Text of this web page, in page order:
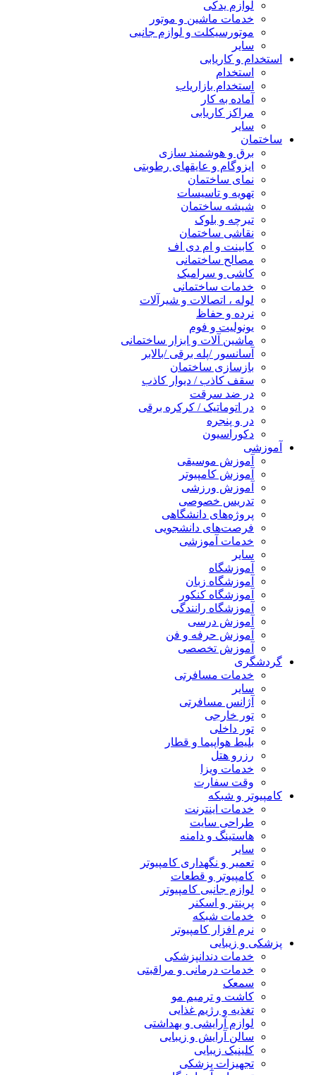
لوازم یدکی
خدمات ماشین و موتور
موتورسیکلت و لوازم جانبی
سایر
استخدام و کاریابی
استخدام
استخدام بازاریاب
آماده به کار
مراکز کاریابی
سایر
ساختمان
برق و هوشمند سازی
ایزوگام و عایقهای رطوبتی
نمای ساختمان
تهویه و تاسیسات
شیشه ساختمان
تیرچه و بلوک
نقاشی ساختمان
کابینت و ام دی اف
مصالح ساختمانی
کاشی و سرامیک
خدمات ساختمانی
لوله ، اتصالات و شیرآلات
نرده و حفاظ
یونولیت و فوم
ماشین آلات و ابزار ساختمانی
آسانسور /پله برقی /بالابر
بازسازی ساختمان
سقف کاذب / دیوار کاذب
در ضد سرقت
در اتوماتیک / کرکره برقی
در و پنجره
دکوراسیون
آموزشی
آموزش موسیقی
آموزش کامپیوتر
آموزش ورزشی
تدریس خصوصی
پروژه‌های دانشگاهی
فرصت‌های دانشجویی
خدمات آموزشی
سایر
آموزشگاه
آموزشگاه زبان
آموزشگاه کنکور
آموزشگاه رانندگی
آموزش درسی
آموزش حرفه و فن
آموزش تخصصی
گردشگری
خدمات مسافرتی
سایر
آژانس مسافرتی
تور خارجی
تور داخلی
بلیط هواپیما و قطار
رزرو هتل
خدمات ویزا
وقت سفارت
کامپیوتر و شبکه
خدمات اینترنت
طراحی سایت
هاستینگ و دامنه
سایر
تعمیر و نگهداری کامپیوتر
کامپیوتر و قطعات
لوازم جانبی کامپیوتر
پرینتر و اسکنر
خدمات شبکه
نرم افزار کامپیوتر
پزشکی و زیبایی
خدمات دندانپزشکی
خدمات درمانی و مراقبتی
سمعک
کاشت و ترمیم مو
تغذیه و رژیم غذایی
لوازم آرایشی و بهداشتی
سالن آرایش و زیبایی
کلینیک زیبایی
تجهیزات پزشکی